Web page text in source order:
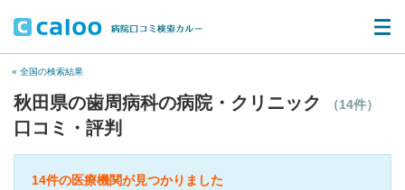
« 全国の検索結果
秋田県の歯周病科の病院・クリニック （14件）
口コミ・評判
14件の医療機関が見つかりました